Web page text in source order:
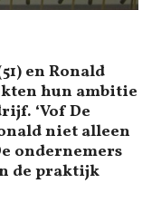
en Ronald
hun ambitie
‘Vof De
niet alleen
ondernemers
de praktijk